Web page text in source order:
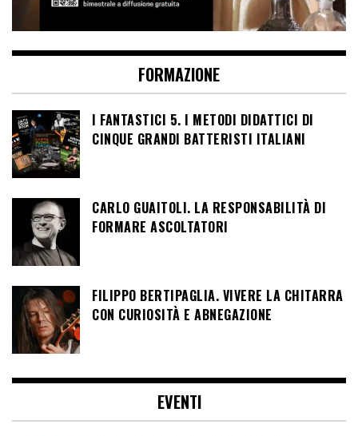
FORMAZIONE
I FANTASTICI 5. I METODI DIDATTICI DI
CINQUE GRANDI BATTERISTI ITALIANI
CARLO GUAITOLI. LA RESPONSABILITÀ DI
FORMARE ASCOLTATORI
FILIPPO BERTIPAGLIA. VIVERE LA CHITARRA
CON CURIOSITÀ E ABNEGAZIONE
EVENTI